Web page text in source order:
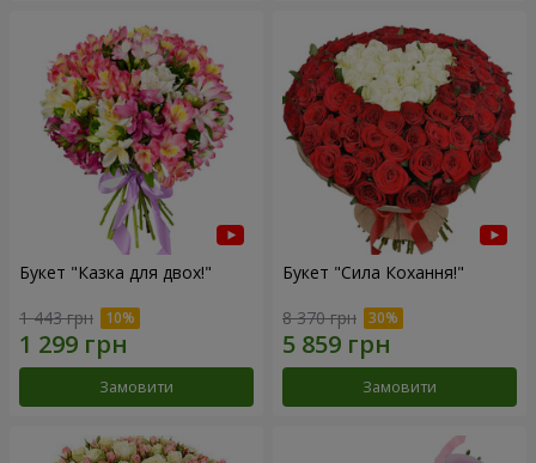
Букет "Казка для двох!"
1 443 грн
Замовити
Букет "Сила Кохання!"
8 370 грн
Замовити